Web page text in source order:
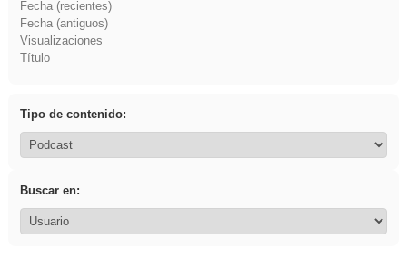
Fecha (recientes)
Fecha (antiguos)
Visualizaciones
Título
Tipo de contenido:
Buscar en: